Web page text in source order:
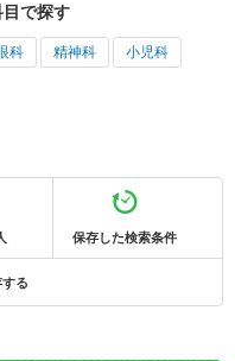
で探す
科 精神科 小児科
保存した検索条件
る